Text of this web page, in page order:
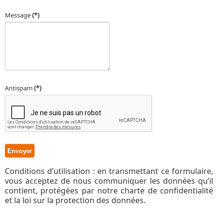
Message(*)
Antispam (*)
Envoyer
Conditions d’utilisation : en transmettant ce formulaire,
vous acceptez de nous communiquer les données qu’il
contient, protégées par notre charte de confidentialité
et la loi sur la protection des données.